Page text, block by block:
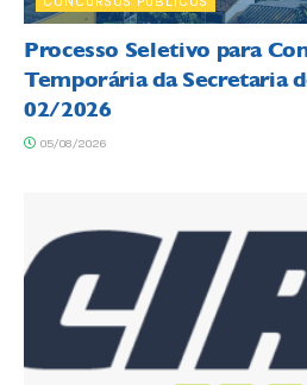
Processo Seletivo para
Temporária da Secretaria
02/2026
05/08/2026